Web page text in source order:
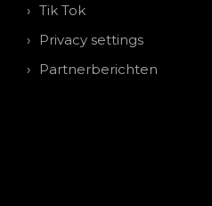
Tik Tok
Privacy settings
Partnerberichten